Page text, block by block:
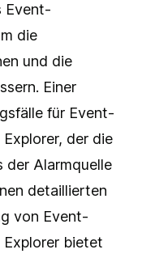
Event-
die
und die
Einer
für Event-
der die
der Alarmquelle
detaillierten
von Event-
bietet